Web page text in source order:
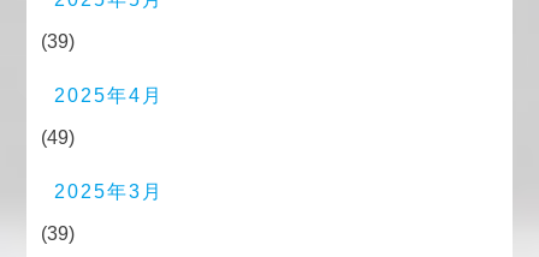
(39)
2025年4月
(49)
2025年3月
(39)